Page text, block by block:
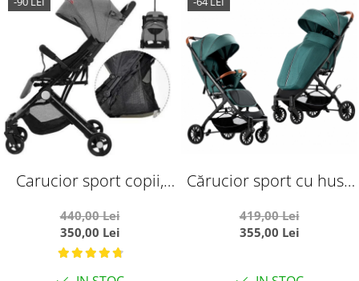
Carucior sport copii,
avion, cu sistem troller,
C8 gri
440,00 Lei
350,00 Lei
Cărucior sport cu husă
rapidă tip troller, S1
verde
419,00 Lei
355,00 Lei